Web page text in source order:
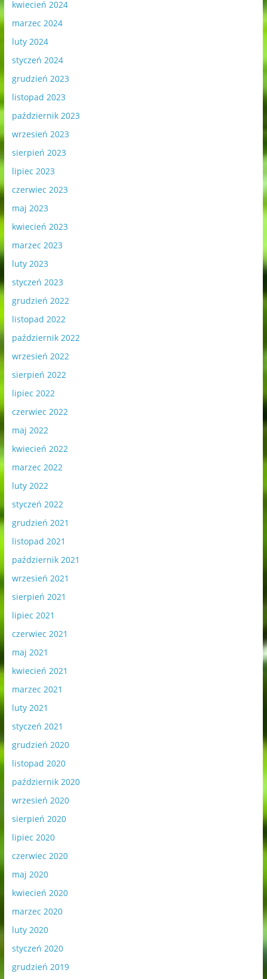
kwiecień 2024
marzec 2024
luty 2024
styczeń 2024
grudzień 2023
listopad 2023
październik 2023
wrzesień 2023
sierpień 2023
lipiec 2023
czerwiec 2023
maj 2023
kwiecień 2023
marzec 2023
luty 2023
styczeń 2023
grudzień 2022
listopad 2022
październik 2022
wrzesień 2022
sierpień 2022
lipiec 2022
czerwiec 2022
maj 2022
kwiecień 2022
marzec 2022
luty 2022
styczeń 2022
grudzień 2021
listopad 2021
październik 2021
wrzesień 2021
sierpień 2021
lipiec 2021
czerwiec 2021
maj 2021
kwiecień 2021
marzec 2021
luty 2021
styczeń 2021
grudzień 2020
listopad 2020
październik 2020
wrzesień 2020
sierpień 2020
lipiec 2020
czerwiec 2020
maj 2020
kwiecień 2020
marzec 2020
luty 2020
styczeń 2020
grudzień 2019